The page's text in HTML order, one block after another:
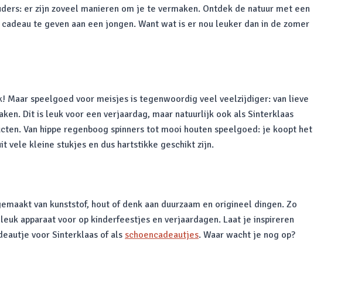
er zijn zoveel manieren om je te vermaken. Ontdek de natuur met een
te geven aan een jongen. Want wat is er nou leuker dan in de zomer
speelgoed voor meisjes is tegenwoordig veel veelzijdiger: van lieve
Dit is leuk voor een verjaardag, maar natuurlijk ook als Sinterklaas
Van hippe regenboog spinners tot mooi houten speelgoed: je koopt het
vele kleine stukjes en dus hartstikke geschikt zijn.
van kunststof, hout of denk aan duurzaam en origineel dingen. Zo
apparaat voor op kinderfeestjes en verjaardagen. Laat je inspireren
voor Sinterklaas of als schoencadeautjes. Waar wacht je nog op?